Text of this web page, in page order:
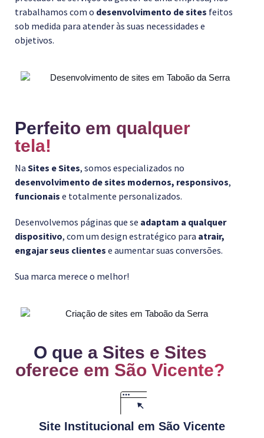
trabalhamos com o desenvolvimento de sites feitos
sob medida para atender às suas necessidades e
objetivos.
Perfeito em qualquer
tela!
Na Sites e Sites, somos especializados no
desenvolvimento de sites modernos, responsivos,
funcionais e totalmente personalizados.
Desenvolvemos páginas que se adaptam a qualquer
dispositivo, com um design estratégico para atrair,
engajar seus clientes e aumentar suas conversões.
Sua marca merece o melhor!
O que a Sites e Sites
oferece em São Vicente?
Site Institucional em São Vicente